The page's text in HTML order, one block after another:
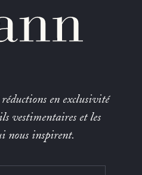
en exclusivité
vestimentaires et les
nous inspirent.